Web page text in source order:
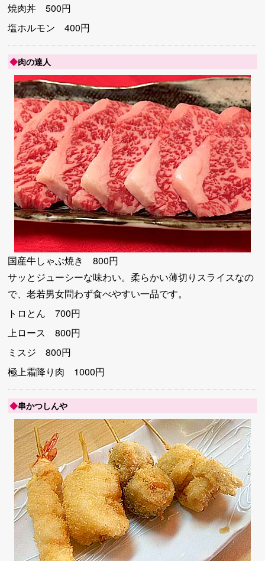
焼肉丼 500円
塩ホルモン 400円
◆肉の達人
国産牛しゃぶ焼き 800円
サッとジューシーな味わい。柔らかい薄切りスライスなの
で、老若男女問わず食べやすい一品です。
トロとん 700円
上ロース 800円
ミスジ 800円
極上霜降り肉 1000円
◆串かつしんや